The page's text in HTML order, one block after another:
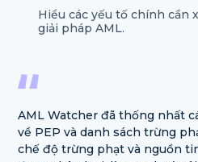
Hiểu các yếu tố chính cần
giải pháp AML.
AML Watcher đã thống nhất
về PEP và danh sách trừng
chế độ trừng phạt và nguồn